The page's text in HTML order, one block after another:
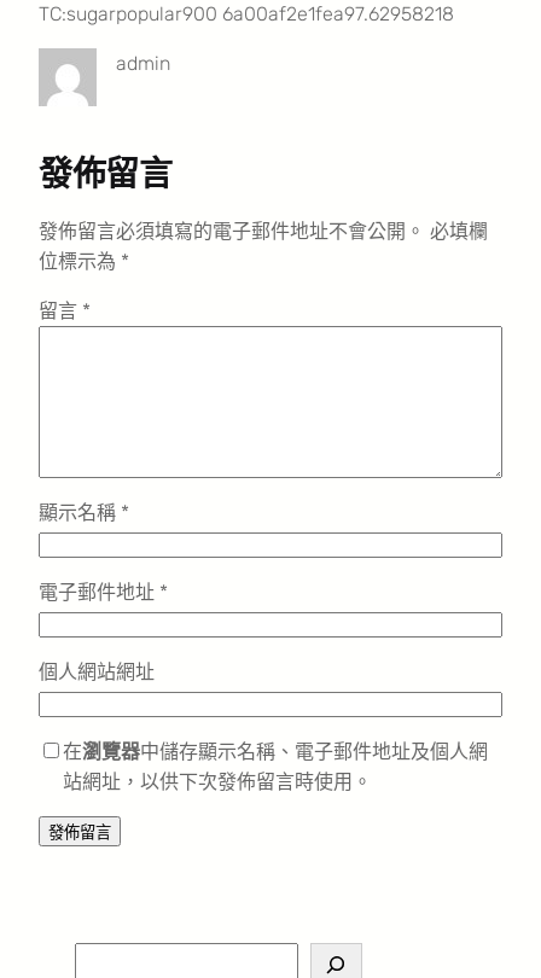
TC:sugarpopular900 6a00af2e1fea97.62958218
admin
發佈留言
發佈留言必須填寫的電子郵件地址不會公開。 必填欄
位標示為 *
留言 *
顯示名稱 *
電子郵件地址 *
個人網站網址
在瀏覽器中儲存顯示名稱、電子郵件地址及個人網
站網址，以供下次發佈留言時使用。